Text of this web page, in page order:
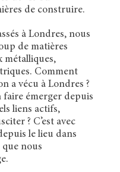
de construire.
à Londres, nous
de matières
métalliques,
Comment
a vécu à Londres ?
faire émerger depuis
liens actifs,
? C’est avec
le lieu dans
nous